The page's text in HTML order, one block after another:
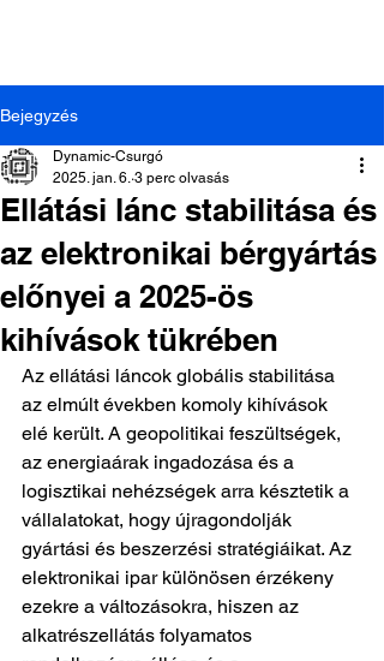
Dynamic-Csurgó Kft. |8840 Csurgó, Arany János
u. 44.| +36-82/472-014
Bejegyzés
Ellátási lánc stabilitása és
az elektronikai bérgyártás
előnyei a 2025-ös
kihívások tükrében
Dynamic-Csurgó
2025. jan. 6. 3 perc olvasás
Az ellátási láncok globális stabilitása
az elmúlt években komoly kihívások
elé került. A geopolitikai feszültségek,
az energiaárak ingadozása és a
logisztikai nehézségek arra késztetik a
vállalatokat, hogy újragondolják
gyártási és beszerzési stratégiáikat. Az
elektronikai ipar különösen érzékeny
ezekre a változásokra, hiszen az
alkatrészellátás folyamatos